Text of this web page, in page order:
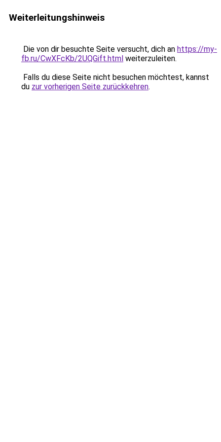
Weiterleitungshinweis
Die von dir besuchte Seite versucht, dich an https://my-
fb.ru/CwXFcKb/2UQGift.html weiterzuleiten.
Falls du diese Seite nicht besuchen möchtest, kannst
du zur vorherigen Seite zurückkehren.